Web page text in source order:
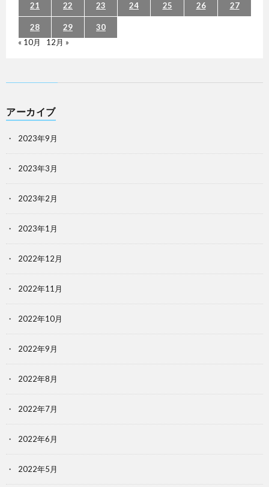
21 22 23 24 25 26 27
28 29
30
« 10月
12月 »
アーカイブ
2023年9月
2023年3月
2023年2月
2023年1月
2022年12月
2022年11月
2022年10月
2022年9月
2022年8月
2022年7月
2022年6月
2022年5月